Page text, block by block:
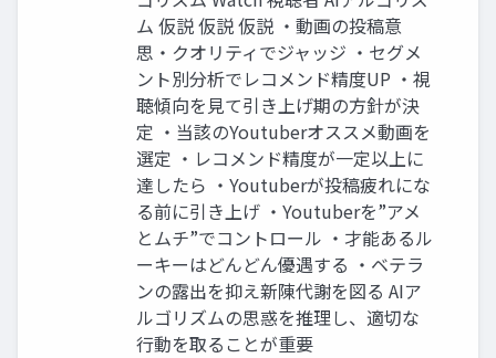
ム 仮説 仮説 仮説 ・動画の投稿意
思・クオリティでジャッジ ・セグメ
ント別分析でレコメンド精度UP ・視
聴傾向を見て引き上げ期の方針が決
定 ・当該のYoutuberオススメ動画を
選定 ・レコメンド精度が一定以上に
達したら ・Youtuberが投稿疲れにな
る前に引き上げ ・Youtuberを”アメ
とムチ”でコントロール ・才能あるル
ーキーはどんどん優遇する ・ベテラ
ンの露出を抑え新陳代謝を図る AIア
ルゴリズムの思惑を推理し、適切な
行動を取ることが重要